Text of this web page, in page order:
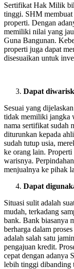
Sertifikat Hak Milik
tinggi. SHM membuat
properti. Dengan
memiliki nilai yang
Guna Bangunan.
properti juga dapat
disesuaikan untuk
Dapat
Sesuai yang
tidak memiliki jangka
nama sertifikat sudah
diturunkan kepada
sudah tutup usia,
ke orang lain.
warisnya.
menjualnya ke pihak
Dapat
Situasi sulit adalah
mudah, terkadang
bank. Bank biasanya
berharga dalam
adalah salah satu
pengajuan kredit.
cepat dengan adanya
lebih tinggi dibanding